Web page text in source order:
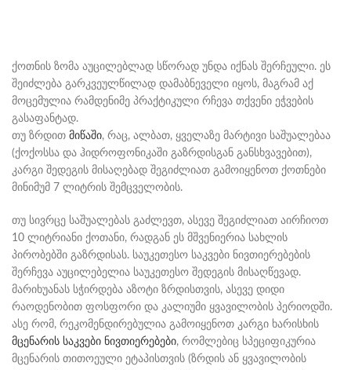
ქოთნის ზომა აუცილებლად სწორად უნდა იქნას შერჩეული. ეს
შეიძლება გარკვეულწილად დამაბნეველი იყოს, მაგრამ აქ
მოცემულია რამდენიმე პრაქტიკული რჩევა თქვენი ეჭვების
გასაფანტად.
თუ ზრდით მიწაში, რაც, ალბათ, ყველაზე მარტივი საშუალებაა
(ქოქოსსა და ჰიდროფონიკაში გაზრდისგან განსხვავებით),
კარგი შედეგის მისაღებად შეგიძლიათ გამოიყენოთ ქოთნები
მინიმუმ 7 ლიტრის შემცველობის.
თუ სივრცე საშუალებას გაძლევთ, ასევე შეგიძლიათ აირჩიოთ
10 ლიტრიანი ქოთანი, რადგან ეს მშვენიერია სახლის
პირობებში გაზრდისას. საუკეთესო საკვები ნივთიერებების
შერჩევა აუცილებელია საუკეთესო შედეგის მისაღწევად.
მარიხუანას სჭირდება აზოტი ზრდისთვის, ასევე დიდი
რაოდენობით ფოსფორი და კალიუმი ყვავილობის პერიოდში.
ასე რომ, რეკომენდირებულია გამოიყენოთ კარგი ხარისხის
მცენარის საკვები ნივთიერებები, რომლებიც სპეციფიკურია
მცენარის თითოეული ეტაპისთვის (ზრდის ან ყვავილობის